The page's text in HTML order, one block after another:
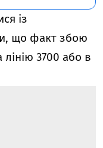
із
що факт збою
3700 або в